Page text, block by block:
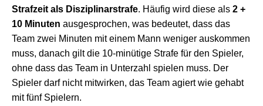
Strafzeit als Disziplinarstrafe. Häufig wird diese als 2 +
10 Minuten ausgesprochen, was bedeutet, dass das
Team zwei Minuten mit einem Mann weniger auskommen
muss, danach gilt die 10-minütige Strafe für den Spieler,
ohne dass das Team in Unterzahl spielen muss. Der
Spieler darf nicht mitwirken, das Team agiert wie gehabt
mit fünf Spielern.